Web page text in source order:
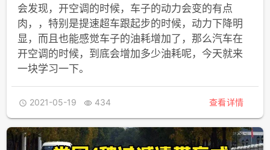
会发现，开空调的时候，车子的动力会变的有点
肉，，特别是提速超车跟起步的时候，动力下降明
显，而且也能感觉车子的油耗增加了，那么汽车在
开空调的时候，到底会增加多少油耗呢，今天就来
一块学习一下。
 2021-05-19  434 查看详情